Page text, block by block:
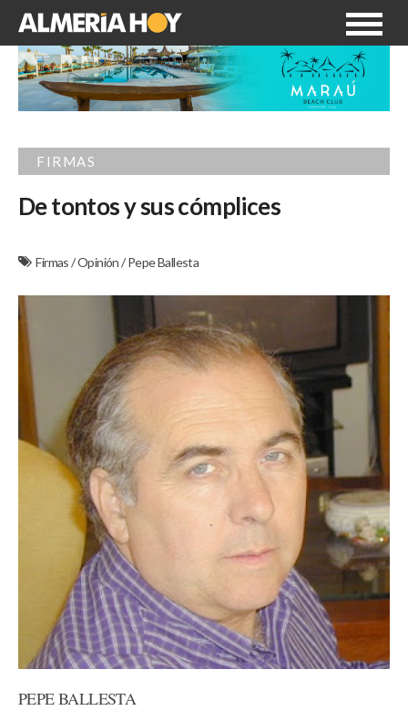
FIRMAS
De tontos y sus cómplices
Firmas/Opinión/Pepe Ballesta
PEPE BALLESTA